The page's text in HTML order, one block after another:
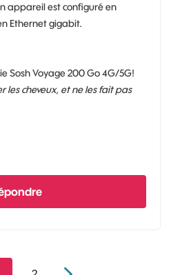
appareil est configuré en
Ethernet gigabit.
Sosh Voyage 200 Go 4G/5G!
les cheveux, et ne les fait pas